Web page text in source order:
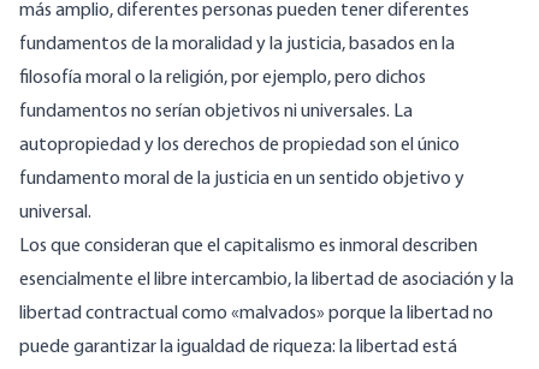
más amplio, diferentes personas pueden tener diferentes
fundamentos de la moralidad y la justicia, basados en la
filosofía moral o la religión, por ejemplo, pero dichos
fundamentos no serían objetivos ni universales. La
autopropiedad y los derechos de propiedad son el único
fundamento moral de la justicia en un sentido objetivo y
universal.
Los que consideran que el capitalismo es inmoral describen
esencialmente el libre intercambio, la libertad de asociación y la
libertad contractual como «malvados» porque la libertad no
puede garantizar la igualdad de riqueza: la libertad está